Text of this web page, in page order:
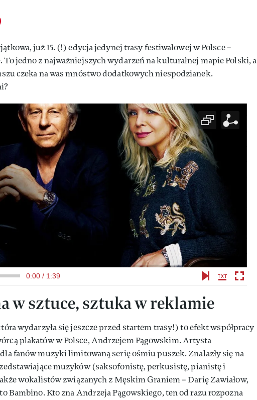
na whatsapp
do przyjaciela
już 15. (!) edycja jedynej trasy festiwalowej w Polsce –
To jedno z najważniejszych wydarzeń na kulturalnej mapie Polski, a
czeka na was mnóstwo dodatkowych niespodzianek.
0:00 / 1:39
w sztuce, sztuka w reklamie
wydarzyła się jeszcze przed startem trasy!) to efekt współpracy
plakatów w Polsce, Andrzejem Pągowskim. Artysta
fanów muzyki limitowaną serię ośmiu puszek. Znalazły się na
muzyków (saksofonistę, perkusistę, pianistę i
wokalistów związanych z Męskim Graniem – Darię Zawiałow,
Bambino. Kto zna Andrzeja Pągowskiego, ten od razu rozpozna